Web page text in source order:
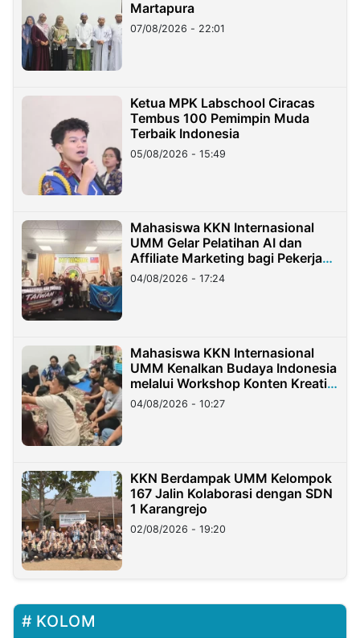
Martapura
07/08/2026 - 22:01
Ketua MPK Labschool Ciracas
Tembus 100 Pemimpin Muda
Terbaik Indonesia
05/08/2026 - 15:49
Mahasiswa KKN Internasional
UMM Gelar Pelatihan AI dan
Affiliate Marketing bagi Pekerja
Migran Indonesia di Taiwan
04/08/2026 - 17:24
Mahasiswa KKN Internasional
UMM Kenalkan Budaya Indonesia
melalui Workshop Konten Kreatif
di Taiwan
04/08/2026 - 10:27
KKN Berdampak UMM Kelompok
167 Jalin Kolaborasi dengan SDN
1 Karangrejo
02/08/2026 - 19:20
KOLOM